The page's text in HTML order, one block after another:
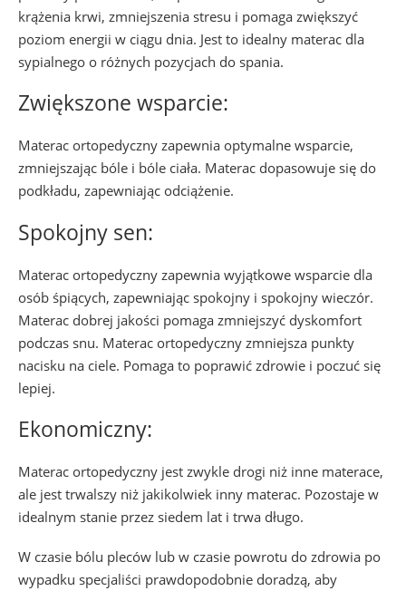
krążenia krwi, zmniejszenia stresu i pomaga zwiększyć
poziom energii w ciągu dnia. Jest to idealny materac dla
sypialnego o różnych pozycjach do spania.
Zwiększone wsparcie:
Materac ortopedyczny zapewnia optymalne wsparcie,
zmniejszając bóle i bóle ciała. Materac dopasowuje się do
podkładu, zapewniając odciążenie.
Spokojny sen:
Materac ortopedyczny zapewnia wyjątkowe wsparcie dla
osób śpiących, zapewniając spokojny i spokojny wieczór.
Materac dobrej jakości pomaga zmniejszyć dyskomfort
podczas snu. Materac ortopedyczny zmniejsza punkty
nacisku na ciele. Pomaga to poprawić zdrowie i poczuć się
lepiej.
Ekonomiczny:
Materac ortopedyczny jest zwykle drogi niż inne materace,
ale jest trwalszy niż jakikolwiek inny materac. Pozostaje w
idealnym stanie przez siedem lat i trwa długo.
W czasie bólu pleców lub w czasie powrotu do zdrowia po
wypadku specjaliści prawdopodobnie doradzą, aby